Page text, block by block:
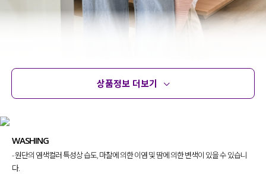
상품정보 더보기
WASHING
- 원단의 염색컬러 특성상 습도, 마찰에 의한 이염 및 땀에 의한 변색이 있을 수 있습니
다.